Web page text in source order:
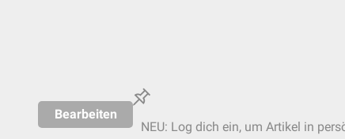
Bearbeiten
NEU: Log dich ein, um Artikel in